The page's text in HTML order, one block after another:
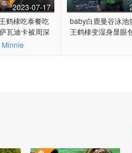
2023-07-17
鹤棣吃泰餐吃
瓦迪卡被周深
Minnie
baby白鹿曼谷泳池
王鹤棣变湿身显眼